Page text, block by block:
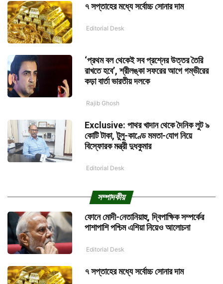
৭ সপ্তাহের মধ্যে সর্বোচ্চ সোনার দাম
Editorial Desk
‘প্রথম বল থেকেই সব প্রশ্নের উত্তর তৈরি
রাখতে হবে’, শ্রীলঙ্কা সফরের আগে গম্ভীরের
কড়া বার্তা ভারতীয় দলকে
Rajib Ghosh
Exclusive: পাথর খাদান থেকে দৈনিক লুট ৯
কোটি টাকা, টুলু-কাণ্ডে মমতা-যোগ নিয়ে
বিস্ফোরক মন্ত্রী দুধকুমার
Editorial Desk
সম্পাদকীয়
ফোনে মোদী-নেতানিয়াহু, দ্বিপাক্ষিক সম্পর্কের
পাশাপাশি পশ্চিম এশিয়া নিয়েও আলোচনা
Editorial Desk
৭ সপ্তাহের মধ্যে সর্বোচ্চ সোনার দাম